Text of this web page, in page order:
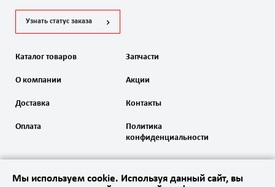
Узнать статус заказа
Каталог товаров Запчасти
О компании
Доставка
Оплата
Акции
Контакты
Политика
конфиденциальности
Мы используем cookie. Используя данный сайт, вы